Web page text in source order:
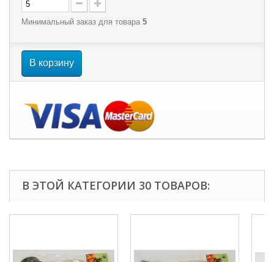
Минимальный заказ для товара 5
В корзину
В ЭТОЙ КАТЕГОРИИ 30 ТОВАРОВ: